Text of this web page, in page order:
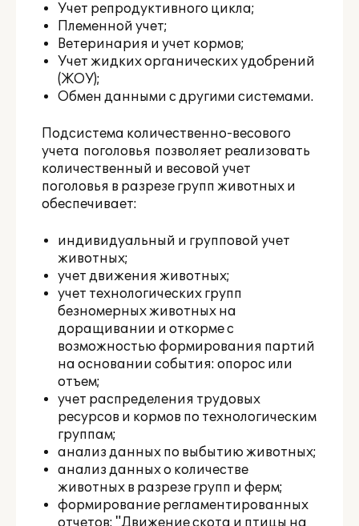
Учет репродуктивного цикла;
Племенной учет;
Ветеринария и учет кормов;
Учет жидких органических удобрений
(ЖОУ);
Обмен данными с другими системами.
Подсистема количественно-весового
учета поголовья позволяет реализовать
количественный и весовой учет
поголовья в разрезе групп животных и
обеспечивает:
индивидуальный и групповой учет
животных;
учет движения животных;
учет технологических групп
безномерных животных на
доращивании и откорме с
возможностью формирования партий
на основании события: опорос или
отъем;
учет распределения трудовых
ресурсов и кормов по технологическим
группам;
анализ данных по выбытию животных;
анализ данных о количестве
животных в разрезе групп и ферм;
формирование регламентированных
отчетов: "Движение скота и птицы на